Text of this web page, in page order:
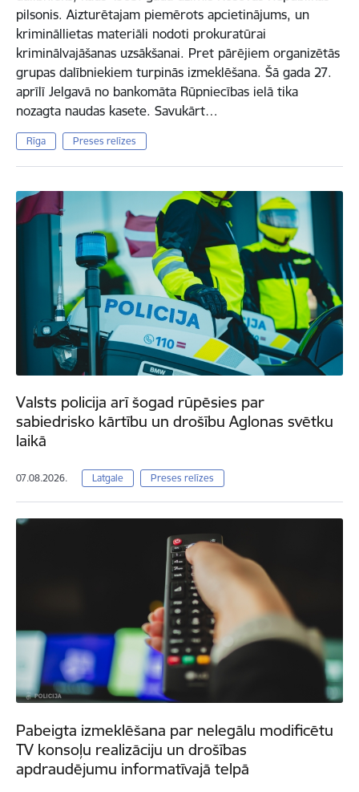
pilsonis. Aizturētajam piemērots apcietinājums, un
krimināllietas materiāli nodoti prokuratūrai
kriminālvajāšanas uzsākšanai. Pret pārējiem organizētās
grupas dalībniekiem turpinās izmeklēšana. Šā gada 27.
aprīlī Jelgavā no bankomāta Rūpniecības ielā tika
nozagta naudas kasete. Savukārt…
Rīga Preses relīzes
Valsts policija arī šogad rūpēsies par
sabiedrisko kārtību un drošību Aglonas svētku
laikā
07.08.2026. Latgale Preses relīzes
Pabeigta izmeklēšana par nelegālu modificētu
TV konsoļu realizāciju un drošības
apdraudējumu informatīvajā telpā